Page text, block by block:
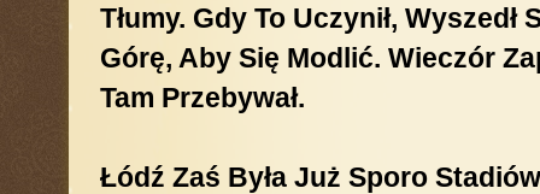
Tłumy. Gdy To Uczynił, Wyszedł
Górę, Aby Się Modlić. Wieczór
Tam Przebywał.
Łódź Zaś Była Już Sporo